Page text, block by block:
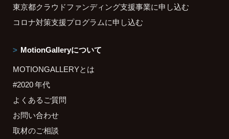
東京都クラウドファンディング支援事業に申し込む
コロナ対策支援プログラムに申し込む
MotionGalleryについて
MOTIONGALLERYとは
#2020 年代
よくあるご質問
お問い合わせ
取材のご相談